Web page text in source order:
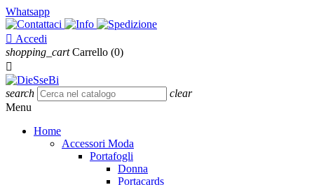
Whatsapp
 Accedi
shopping_cart Carrello (0)

search
clear
Menu
Home
Accessori Moda
Portafogli
Donna
Portacards